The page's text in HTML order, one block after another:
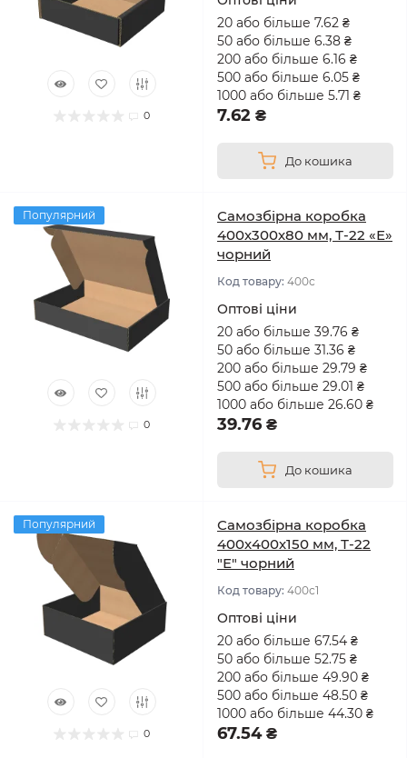
0
20 або більше 7.62 ₴
50 або більше 6.38 ₴
200 або більше 6.16 ₴
500 або більше 6.05 ₴
1000 або більше 5.71 ₴
7.62 ₴
До кошика
Популярний
0
Самозбірна коробка
400х300х80 мм, Т-22 «Е»
чорний
Код товару: 400с
Оптові ціни
20 або більше 39.76 ₴
50 або більше 31.36 ₴
200 або більше 29.79 ₴
500 або більше 29.01 ₴
1000 або більше 26.60 ₴
39.76 ₴
До кошика
Популярний
0
Самозбірна коробка
400х400х150 мм, Т-22
"Е" чорний
Код товару: 400с1
Оптові ціни
20 або більше 67.54 ₴
50 або більше 52.75 ₴
200 або більше 49.90 ₴
500 або більше 48.50 ₴
1000 або більше 44.30 ₴
67.54 ₴